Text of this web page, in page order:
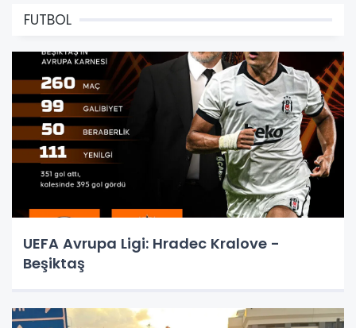
FUTBOL
UEFA Avrupa Ligi: Hradec Kralove -
Beşiktaş